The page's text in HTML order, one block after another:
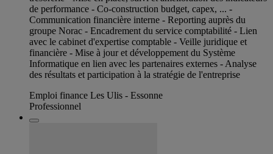
de performance - Co-construction budget, capex, ... -
Communication financière interne - Reporting auprès du
groupe Norac - Encadrement du service comptabilité - Lien
avec le cabinet d'expertise comptable - Veille juridique et
financière - Mise à jour et développement du Système
Informatique en lien avec les partenaires externes - Analyse
des résultats et participation à la stratégie de l'entreprise
Emploi finance Les Ulis - Essonne
Professionnel